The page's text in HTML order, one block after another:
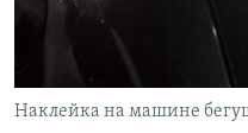
Наклейка на машине